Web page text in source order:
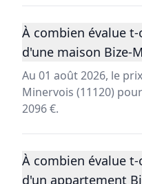
À combien évalue
d'une maison Bize-
Au 01 août 2026, le
Minervois (11120)
2096 €.
À combien évalue
d'un appartement